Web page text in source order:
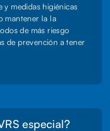
y medidas higiénicas
mantener la la
de más riesgo
de prevención a tener
especial?